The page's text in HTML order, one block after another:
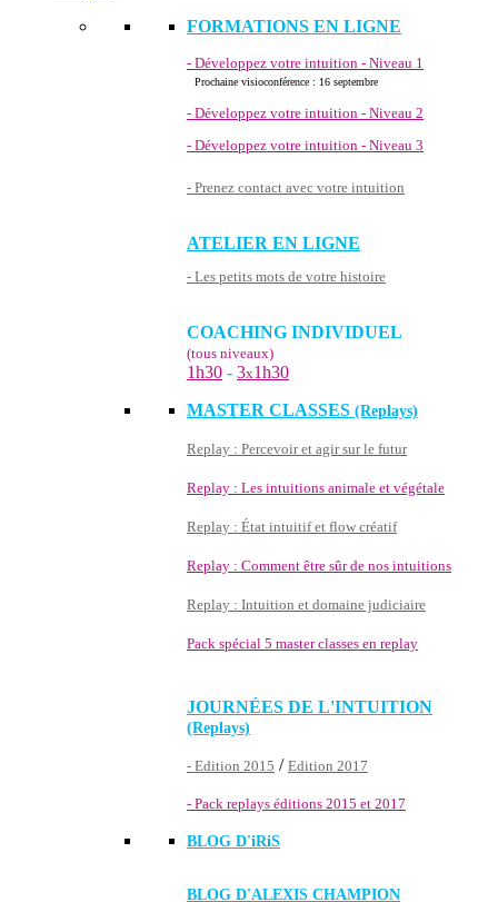
FORMATIONS EN LIGNE
- Développez votre intuition - Niveau 1
Prochaine visioconférence : 16 septembre
- Développez votre intuition - Niveau 2
- Développez votre intuition - Niveau 3
- Prenez contact avec votre intuition
ATELIER EN LIGNE
- Les petits mots de votre histoire
COACHING INDIVIDUEL
(tous niveaux)
1h30 - 3x1h30
MASTER CLASSES (Replays)
Replay : Percevoir et agir sur le futur
Replay : Les intuitions animale et végétale
Replay : État intuitif et flow créatif
Replay : Comment être sûr de nos intuitions
Replay : Intuition et domaine judiciaire
Pack spécial 5 master classes en replay
JOURNÉES DE L'INTUITION
(Replays)
- Edition 2015 / Edition 2017
- Pack replays éditions 2015 et 2017
BLOG D'iRiS
BLOG D'ALEXIS CHAMPION